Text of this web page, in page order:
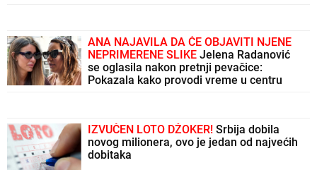
ANA NAJAVILA DA ĆE OBJAVITI NJENE
NEPRIMERENE SLIKE Jelena Radanović
se oglasila nakon pretnji pevačice:
Pokazala kako provodi vreme u centru
IZVUČEN LOTO DŽOKER! Srbija dobila
novog milionera, ovo je jedan od najvećih
dobitaka